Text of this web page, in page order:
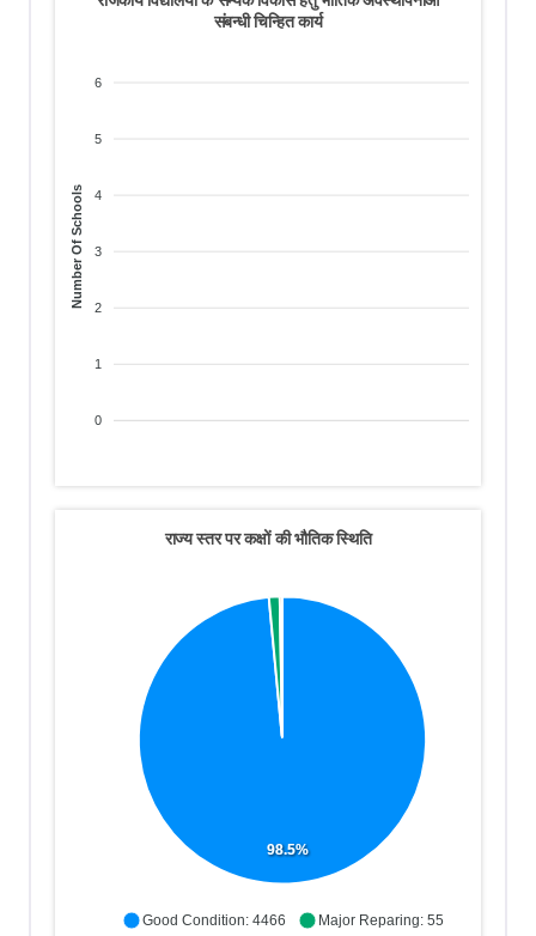
संबन्धी चिन्हित कार्य
6
5
4
3
2
1
0
Number Of Schools
राज्य स्तर पर कक्षों की भौतिक स्थिति
98.5%
Good Condition: 4466
Major Reparing: 55